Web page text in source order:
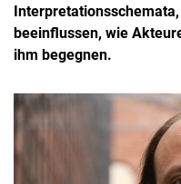
beeinflussen, wie
ihm begegnen.